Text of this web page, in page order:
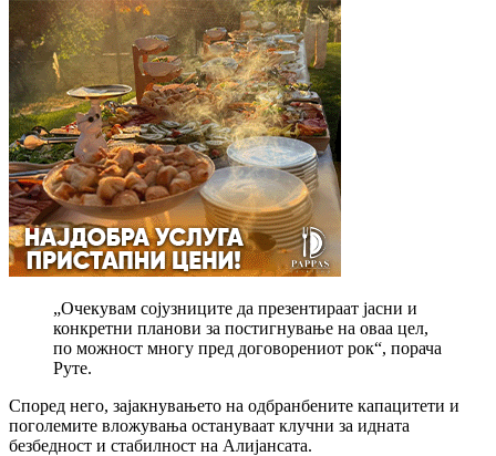
„Очекувам сојузниците да презентираат јасни и
конкретни планови за постигнување на оваа цел,
по можност многу пред договорениот рок“, порача
Руте.
Според него, зајакнувањето на одбранбените капацитети и
поголемите вложувања остануваат клучни за идната
безбедност и стабилност на Алијансата.